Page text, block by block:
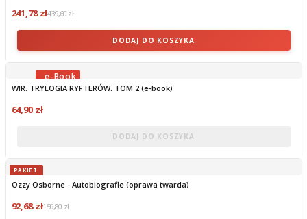
241,78 zł439,60 zł
DODAJ DO KOSZYKA
OBECNIE BRAK NA STANIE
WIR. TRYLOGIA RYFTERÓW. TOM 2 (e-book)
64,90 zł
DODAJ DO KOSZYKA
PAKIET
Ozzy Osborne - Autobiografie (oprawa twarda)
92,68 zł159,80 zł